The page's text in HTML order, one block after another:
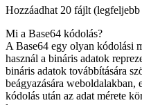
Hozzáadhat 20 fájlt (legfeljebb
Mi a Base64 kódolás?
A Base64 egy olyan kódolási
használ a bináris adatok
bináris adatok továbbítására
beágyazására weboldalakban,
kódolás után az adat mérete